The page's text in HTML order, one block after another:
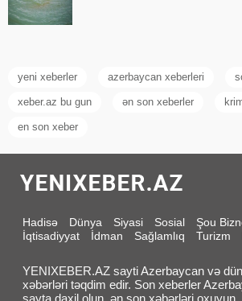
yeni xeberler azerbaycan xeberleri
xeber.az bu gun ən son xeberler
en son xeber
Hadisə Dünya Siyasi Sosial Şou
İqtisadiyyat
İdman Sağlamlıq Turizm
YENIXEBER.AZ sayti Azerbaycan və
xəbərləri təqdim edir. Son xeberler
sayta daxil olun, ən son xəbərləri oxuyun.